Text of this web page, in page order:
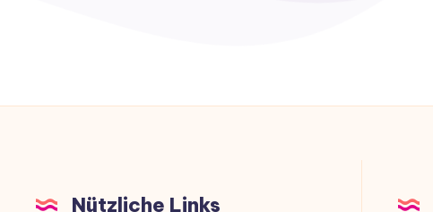
Nützliche Links